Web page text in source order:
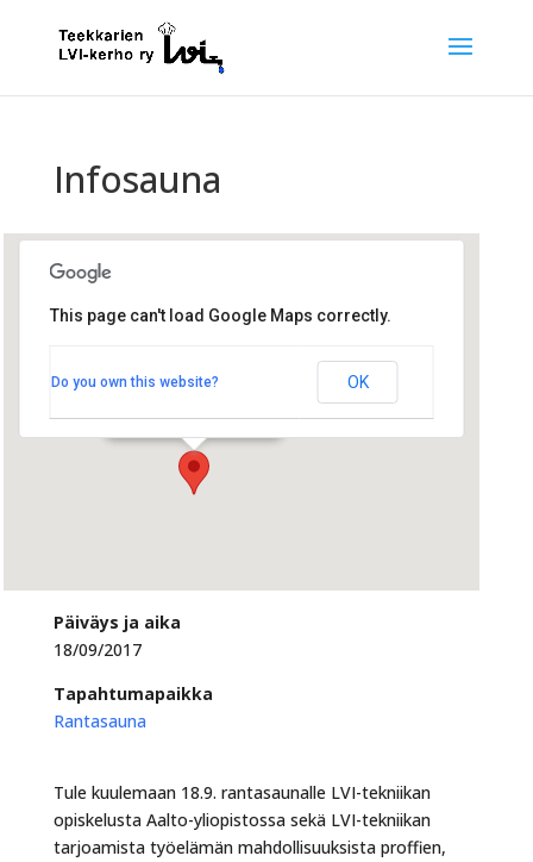
Infosauna
Jämeräntaival 5 - Espoo
Tapahtumat
This page can't load Google Maps correctly.
Do you own this website? OK
Päiväys ja aika
18/09/2017
Tapahtumapaikka
Rantasauna
Tule kuulemaan 18.9. rantasaunalle LVI-tekniikan
opiskelusta Aalto-yliopistossa sekä LVI-tekniikan
tarjoamista työelämän mahdollisuuksista proffien,